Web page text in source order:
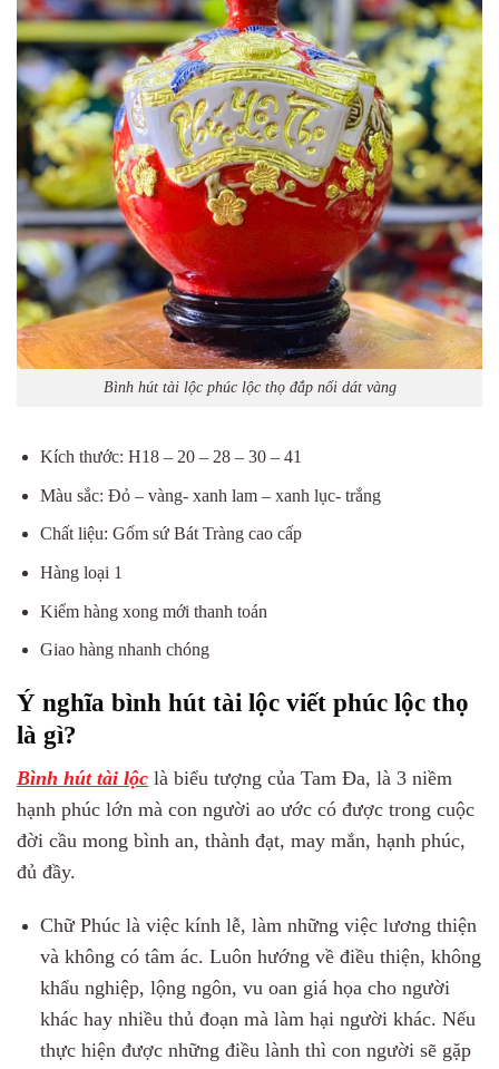
Bình hút tài lộc phúc lộc thọ đắp nổi dát vàng
Kích thước: H18 – 20 – 28 – 30 – 41
Màu sắc: Đỏ – vàng- xanh lam – xanh lục- trắng
Chất liệu: Gốm sứ Bát Tràng cao cấp
Hàng loại 1
Kiểm hàng xong mới thanh toán
Giao hàng nhanh chóng
Ý nghĩa bình hút tài lộc viết phúc lộc thọ
là gì?
Bình hút tài lộc là biểu tượng của Tam Đa, là 3 niềm
hạnh phúc lớn mà con người ao ước có được trong cuộc
đời cầu mong bình an, thành đạt, may mắn, hạnh phúc,
đủ đầy.
Chữ Phúc là việc kính lễ, làm những việc lương thiện
và không có tâm ác. Luôn hướng về điều thiện, không
khẩu nghiệp, lộng ngôn, vu oan giá họa cho người
khác hay nhiều thủ đoạn mà làm hại người khác. Nếu
thực hiện được những điều lành thì con người sẽ gặp